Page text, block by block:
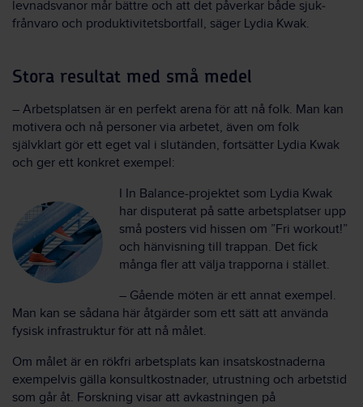
levnads­vanor mår bättre och att det påverkar både sjuk­
frånvaro och produktivitets­bortfall, säger Lydia Kwak.
Stora resultat med små medel
– Arbetsplatsen är en perfekt arena för att nå folk. Man kan
motivera och nå personer via arbetet, även om folk
självklart gör ett eget val i slutänden, fortsätter Lydia Kwak
och ger ett konkret exempel:
I In Balance-projektet som Lydia Kwak
har disputerat på satte arbets­platser upp
små posters vid hissen om ”Fri workout!”
och hänvisning till trappan. Det fick
många fler att välja trapporna i stället.
– Gående möten är ett annat exempel.
Man kan se sådana här åtgärder som ett sätt att använda
fysisk infrastruktur för att nå målet.
Om målet är en rökfri arbets­plats kan insats­kostnaderna
exempelvis gälla konsult­kostnader, utrustning och arbets­tid
som går åt. Forskning visar att avkastningen på